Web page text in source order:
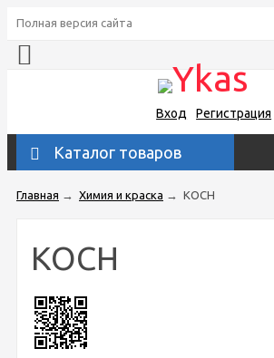
Полная версия сайта
Вход Регистрация
Каталог товаров
Главная → Химия и краска → KOCH
KOCH